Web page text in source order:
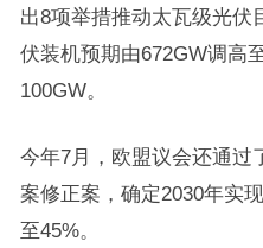
出8项举措推动太瓦级光伏
伏装机预期由672GW调高
100GW。
今年7月，欧盟议会还通过
案修正案，确定2030年实
至45%。